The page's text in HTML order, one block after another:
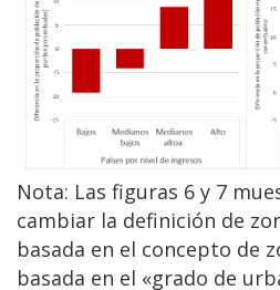
Nota: Las figuras 6 y 7
cambiar la definición de
basada en el concepto de
basada en el «grado de